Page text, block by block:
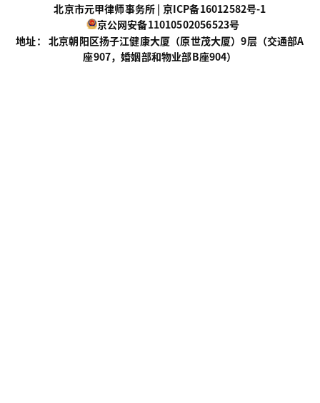
北京市元甲律师事务所 | 京ICP备16012582号-1
京公网安备11010502056523号
地址： 北京朝阳区扬子江健康大厦（原世茂大厦）9层（交通部A
座907，婚姻部和物业部B座904）